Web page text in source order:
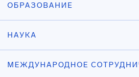
ОБРАЗОВАНИЕ
НАУКА
МЕЖДУНАРОДНОЕ